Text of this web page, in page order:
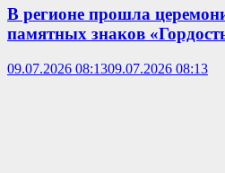
В регионе прошла
памятных знаков
09.07.2026 08:1309.07.2026 08:13